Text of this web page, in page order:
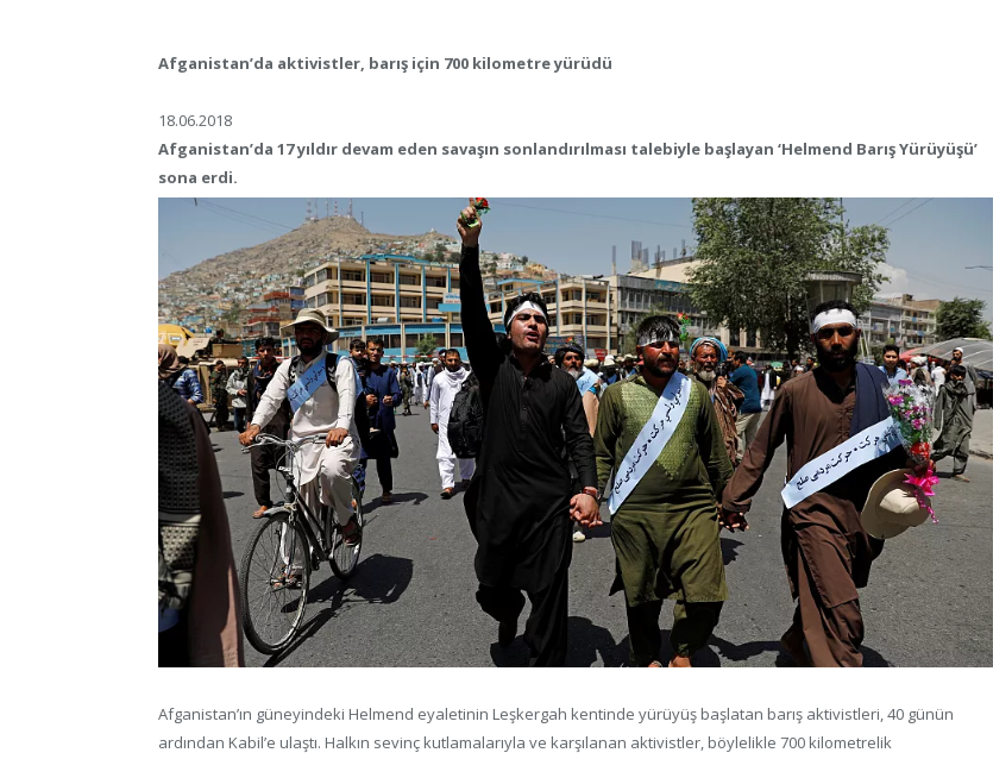
Afganistan’da aktivistler, barış için 700 kilometre yürüdü
18.06.2018
Afganistan’da 17 yıldır devam eden savaşın sonlandırılması talebiyle başlayan ‘Helmend Barış Yürüyüşü’
sona erdi.
Afganistan’ın güneyindeki Helmend eyaletinin Leşkergah kentinde yürüyüş başlatan barış aktivistleri, 40 günün
ardından Kabil’e ulaştı. Halkın sevinç kutlamalarıyla ve karşılanan aktivistler, böylelikle 700 kilometrelik